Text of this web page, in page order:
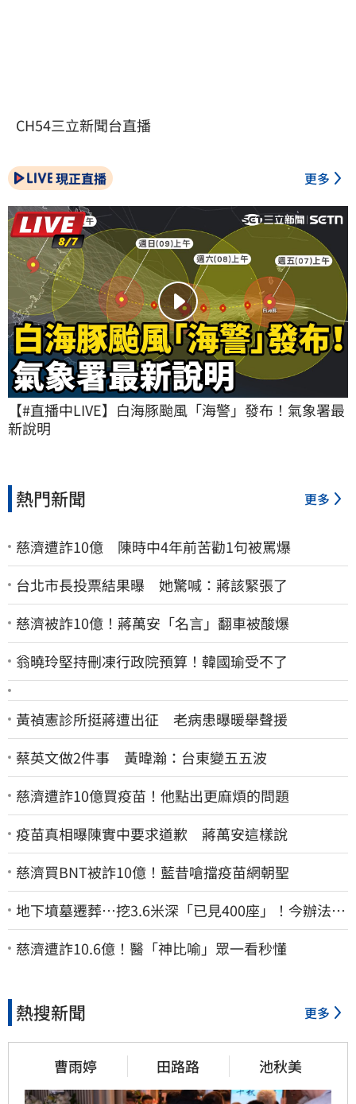
CH54三立新聞台直播
現正直播 更多
【#直播中LIVE】白海豚颱風「海警」發布！氣象署最
新說明
熱門新聞 更多
慈濟遭詐10億 陳時中4年前苦勸1句被罵爆
台北市長投票結果曝 她驚喊：蔣該緊張了
慈濟被詐10億！蔣萬安「名言」翻車被酸爆
翁曉玲堅持刪凍行政院預算！韓國瑜受不了
黃禎憲診所挺蔣遭出征 老病患曝暖舉聲援
蔡英文做2件事 黃暐瀚：台東變五五波
慈濟遭詐10億買疫苗！他點出更麻煩的問題
疫苗真相曝陳實中要求道歉 蔣萬安這樣說
慈濟買BNT被詐10億！藍昔嗆擋疫苗網朝聖
地下墳墓遷葬…挖3.6米深「已見400座」！今辦法會
安撫祖先
慈濟遭詐10.6億！醫「神比喻」眾一看秒懂
熱搜新聞 更多
曹雨婷 田路路 池秋美